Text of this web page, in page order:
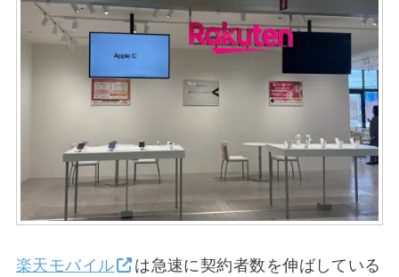
楽天モバイル
は急速に契約者数を伸ばしている